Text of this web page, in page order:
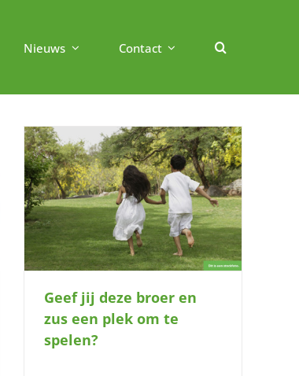
Nieuws Contact
Geef jij deze broer en
zus een plek om te
spelen?